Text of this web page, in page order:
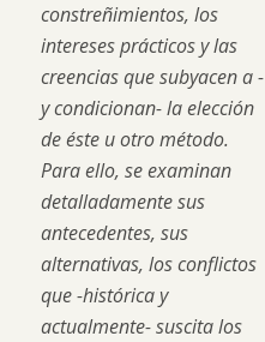
constreñimientos, los
intereses prácticos y las
creencias que subyacen a -
y condicionan- la elección
de éste u otro método.
Para ello, se examinan
detalladamente sus
antecedentes, sus
alternativas, los conflictos
que -histórica y
actualmente- suscita los